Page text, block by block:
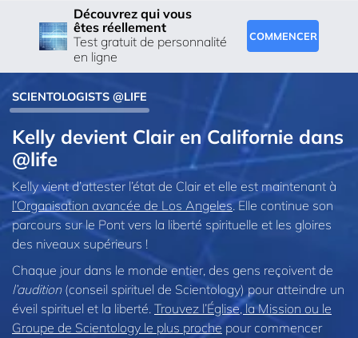
Découvrez qui vous
êtes réellement
Test gratuit de personnalité
en ligne
COMMENCER
SCIENTOLOGISTS @LIFE
Kelly devient Clair en Californie dans
@life
Kelly vient d’attester l’état de Clair et elle est maintenant à
l’Organisation avancée de Los Angeles. Elle continue son
parcours sur le Pont vers la liberté spirituelle et les gloires
des niveaux supérieurs !
Chaque jour dans le monde entier, des gens reçoivent de
l’audition(conseil spirituel de Scientology) pour atteindre un
éveil spirituel et la liberté. Trouvez l’Église, la Mission ou le
Groupe de Scientology le plus prochepour commencer